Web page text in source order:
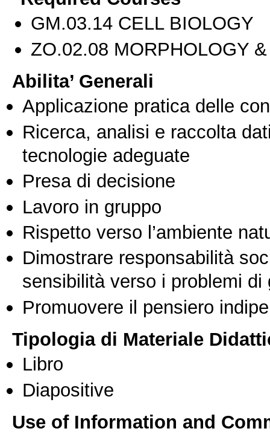
GM.03.14 CELL BIOLOGY
ZO.02.08 MORPHOLOGY
Abilita’ Generali
Applicazione pratica delle
Ricerca, analisi e raccolta
tecnologie adeguate
Presa di decisione
Lavoro in gruppo
Rispetto verso l’ambiente
Dimostrare responsabilità
sensibilità verso i problemi di
Promuovere il pensiero
Tipologia di Materiale
Libro
Diapositive
Use of Information and